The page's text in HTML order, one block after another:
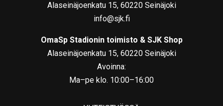
Alaseinäjoenkatu 15, 60220 Seinäjoki
info@sjk.fi
OmaSp Stadionin toimisto & SJK Shop
Alaseinäjoenkatu 15, 60220 Seinäjoki
Avoinna:
Ma–pe klo. 10:00–16:00